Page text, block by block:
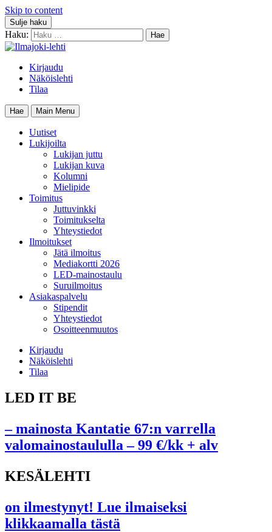
Skip to content
Sulje haku
Haku:
Kirjaudu
Näköislehti
Tilaa
Hae Main Menu
Uutiset
Lukijoilta
Lukijan juttu
Lukijan kuva
Kolumni
Mielipide
Toimitus
Juttuvinkki
Toimitukselta
Yhteystiedot
Ilmoitukset
Jätä ilmoitus
Mediakortti 2026
LED-mainostaulu
Suruilmoitus
Asiakaspalvelu
Stipendit
Yhteystiedot
Osoitteenmuutos
Kirjaudu
Näköislehti
Tilaa
LED IT BE
– mainosta Kantatie 67:n varrella
valomainostaululla – 99 €/kk + alv
KESÄLEHTI
on ilmestynyt! Lue ilmaiseksi
klikkaamalla tästä